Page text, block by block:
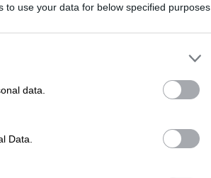
use your data for below specified purposes
data.
Data.